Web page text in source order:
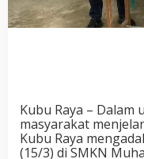
Kubu Raya – Dalam
masyarakat
Kubu Raya
(15/3) di SMKN